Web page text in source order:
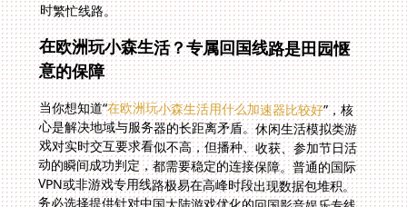
时繁忙线路。
在欧洲玩小森生活？专属回国线路是田园惬
意的保障
当你想知道“在欧洲玩小森生活用什么加速器比较好”，核
心是解决地域与服务器的长距离矛盾。休闲生活模拟类游
戏对实时交互要求看似不高，但播种、收获、参加节日活
动的瞬间成功判定，都需要稳定的连接保障。普通的国际
VPN或非游戏专用线路极易在高峰时段出现数据包堆积。
务必选择提供针对中国大陆游戏优化的回国影音娱乐专线
加速器，其专线资源池经过特别设计，能有效绕开国际互
联网拥塞节点，尤其对欧洲用户接入网易、腾讯等游戏服
务区效果显著。确保你在阿尔卑斯山脚下也能精准浇水捉